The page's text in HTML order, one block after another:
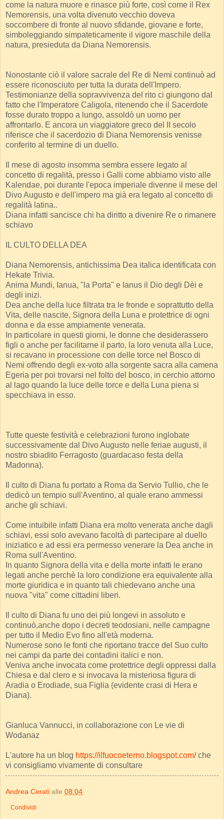
come la natura muore e rinasce più forte, così come il Rex
Nemorensis, una volta divenuto vecchio doveva
soccombere di fronte al nuovo sfidande, giovane e forte,
simboleggiando simpateticamente il vigore maschile della
natura, presieduta da Diana Nemorensis.
Nonostante ciò il valore sacrale del Re di Nemi continuò ad
essere riconosciuto per tutta la durata dell'Impero.
Testimonianze della sopravvivenza del rito ci giungono dal
fatto che l'Imperatore Caligola, ritenendo che il Sacerdote
fosse durato troppo a lungo, assoldò un uomo per
affrontarlo. E ancora un viaggiatore greco del II secolo
riferisce che il sacerdozio di Diana Nemorensis venisse
conferito al termine di un duello.
Il mese di agosto insomma sembra essere legato al
concetto di regalità, presso i Galli come abbiamo visto alle
Kalendae, poi durante l'epoca imperiale divenne il mese del
Divo Augusto e dell'impero ma già era legato al concetto di
regalità latina..
Diana infatti sancisce chi ha diritto a divenire Re o rimanere
schiavo
IL CULTO DELLA DEA
Diana Nemorensis, antichissima Dea italica identificata con
Hekate Trivia.
Anima Mundi, Ianua, "la Porta" e Ianus il Dio degli Dèi e
degli inizi.
Dea anche della luce filtrata tra le fronde e soprattutto della
Vita, delle nascite, Signora della Luna e protettrice di ogni
donna e da esse ampiamente venerata.
In particolare in questi giorni, le donne che desiderassero
figli o anche per facilitarne il parto, la loro venuta alla Luce,
si recavano in processione con delle torce nel Bosco di
Nemi offrendo degli ex-voto alla sorgente sacra alla camena
Egeria per poi trovarsi nel folto del bosco, in cerchio attorno
al lago quando la luce delle torce e della Luna piena si
specchiava in esso.
Tutte queste festività e celebrazioni furono inglobate
successivamente dal Divo Augusto nelle feriae augusti, il
nostro sbiadito Ferragosto (guardacaso festa della
Madonna).
Il culto di Diana fu portato a Roma da Servio Tullio, che le
dedicò un tempio sull'Aventino, al quale erano ammessi
anche gli schiavi.
Come intuibile infatti Diana era molto venerata anche dagli
schiavi, essi solo avevano facoltà di partecipare al duello
iniziatico e ad essi era permesso venerare la Dea anche in
Roma sull'Aventino.
In quanto Signora della vita e della morte infatti le erano
legati anche perchè la loro condizione era equivalente alla
morte giuridica e in quanto tali chiedevano anche una
nuova "vita" come cittadini liberi.
Il culto di Diana fu uno dei più longevi in assoluto e
continuò,anche dopo i decreti teodosiani, nelle campagne
per tutto il Medio Evo fino all'età moderna.
Numerose sono le fonti che riportano tracce del Suo culto
nei campi da parte dei contadini italici e non.
Veniva anche invocata come protettrice degli oppressi dalla
Chiesa e dal clero e si invocava la misteriosa figura di
Aradia o Erodiade, sua Figlia (evidente crasi di Hera e
Diana).
Gianluca Vannucci, in collaborazione con Le vie di
Wodanaz
L'autore ha un blog https://ilfuocoeterno.blogspot.com/che
vi consigliamo vivamente di consultare
Andrea Cerati alle 08:04
Condividi